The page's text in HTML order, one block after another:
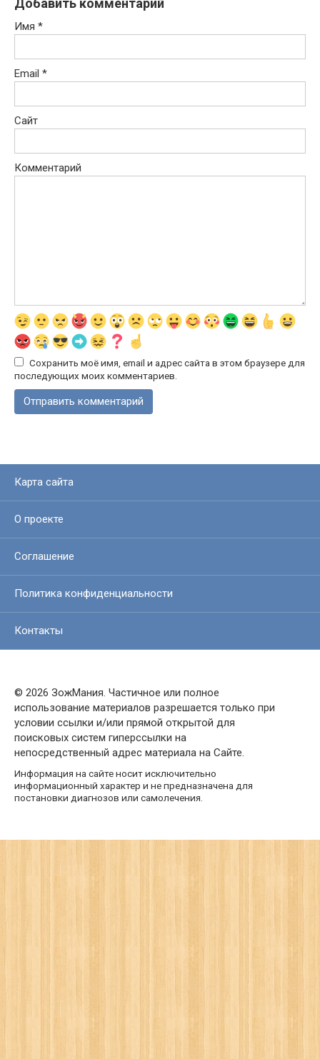
Добавить комментарий
Имя *
Email *
Сайт
Комментарий
Сохранить моё имя, email и адрес сайта в этом браузере для
последующих моих комментариев.
Карта сайта
О проекте
Соглашение
Политика конфиденциальности
Контакты
© 2026 ЗожМания. Частичное или полное
использование материалов разрешается только при
условии ссылки и/или прямой открытой для
поисковых систем гиперссылки на
непосредственный адрес материала на Сайте.
Информация на сайте носит исключительно
информационный характер и не предназначена для
постановки диагнозов или самолечения.